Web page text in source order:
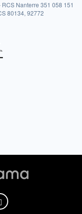
Nanterre 351 058 151
80134, 92772
Facebook
sur X
Boursorama sur